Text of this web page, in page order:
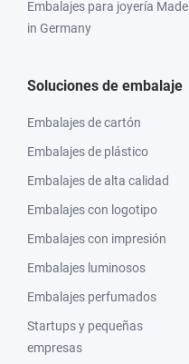
Embalajes para joyería Made
in Germany
Soluciones de embalaje
Embalajes de cartón
Embalajes de plástico
Embalajes de alta calidad
Embalajes con logotipo
Embalajes con impresión
Embalajes luminosos
Embalajes perfumados
Startups y pequeñas
empresas